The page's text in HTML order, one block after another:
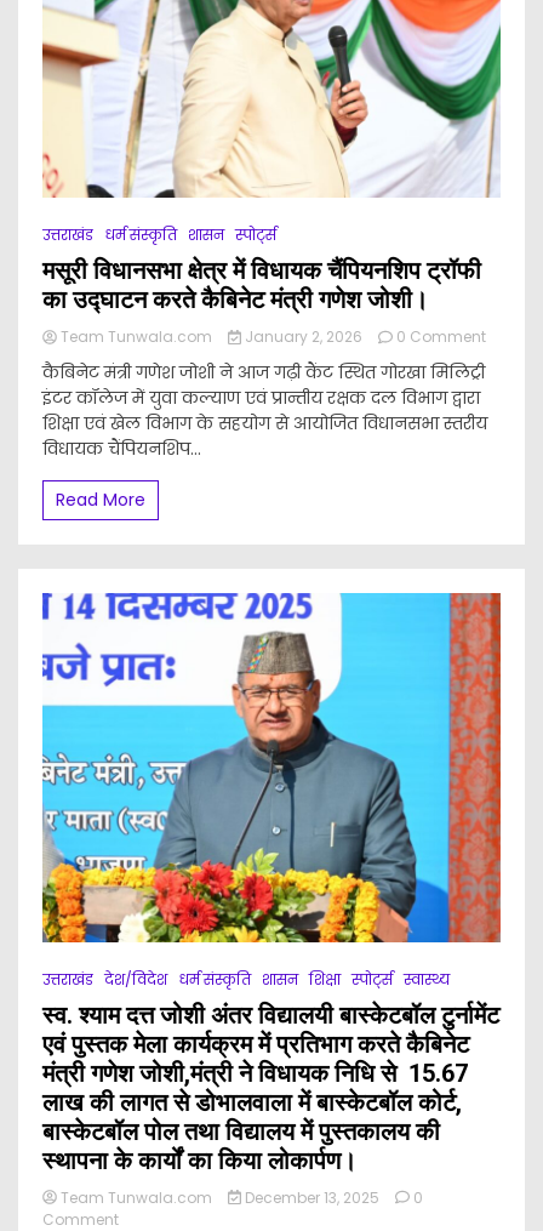
उत्तराखंड धर्म संस्कृति शासन स्पोर्ट्स
मसूरी विधानसभा क्षेत्र में विधायक चैंपियनशिप ट्रॉफी
का उद्घाटन करते कैबिनेट मंत्री गणेश जोशी।
Team Tunwala.com January 2, 2026 0 Commenton
में
मंत्री
गणेश
जोशी।
कैबिनेट मंत्री गणेश जोशी ने आज गढ़ी कैंट स्थित गोरखा मिलिट्री
इंटर कॉलेज में युवा कल्याण एवं प्रान्तीय रक्षक दल विभाग द्वारा
शिक्षा एवं खेल विभाग के सहयोग से आयोजित विधानसभा स्तरीय
विधायक चैंपियनशिप...
Read More
उत्तराखंड देश/विदेश धर्म संस्कृति शासन शिक्षा स्पोर्ट्स स्वास्थ्य
स्व. श्याम दत्त जोशी अंतर विद्यालयी बास्केटबॉल टुर्नामेंट
एवं पुस्तक मेला कार्यक्रम में प्रतिभाग करते कैबिनेट
मंत्री गणेश जोशी,मंत्री ने विधायक निधि से ₹ 15.67
लाख की लागत से डोभालवाला में बास्केटबॉल कोर्ट,
बास्केटबॉल पोल तथा विद्यालय में पुस्तकालय की
स्थापना के कार्यों का किया लोकार्पण।
Team Tunwala.com December 13, 2025
0
Commenton